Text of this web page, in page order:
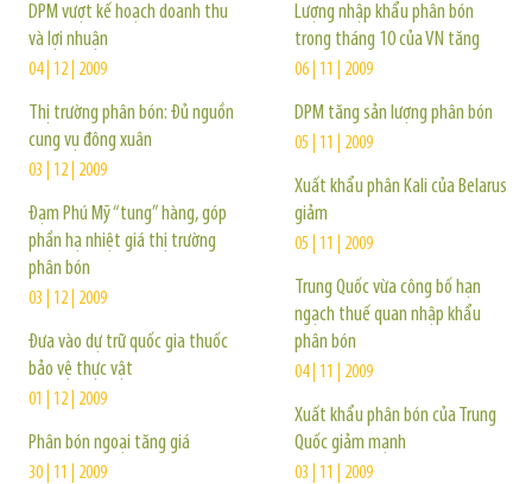
DPM vượt kế hoạch doanh thu
và lợi nhuận
04 | 12 | 2009
Thị trường phân bón: Đủ nguồn
cung vụ đông xuân
03 | 12 | 2009
Đạm Phú Mỹ “tung” hàng, góp
phần hạ nhiệt giá thị trường
phân bón
03 | 12 | 2009
Đưa vào dự trữ quốc gia thuốc
bảo vệ thực vật
01 | 12 | 2009
Phân bón ngoại tăng giá
30 | 11 | 2009
Lượng nhập khẩu phân bón
trong tháng 10 của VN tăng
06 | 11 | 2009
DPM tăng sản lượng phân bón
05 | 11 | 2009
Xuất khẩu phân Kali của Belarus
giảm
05 | 11 | 2009
Trung Quốc vừa công bố hạn
ngạch thuế quan nhập khẩu
phân bón
04 | 11 | 2009
Xuất khẩu phân bón của Trung
Quốc giảm mạnh
03 | 11 | 2009